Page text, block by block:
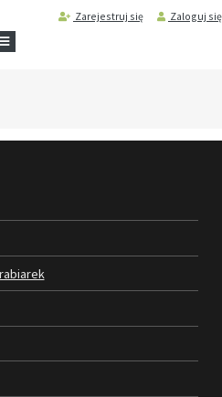
Zarejestruj się Zaloguj się